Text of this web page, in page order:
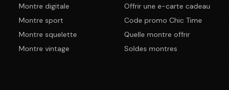
Montre digitale
Montre sport
Montre squelette
Montre vintage
Offrir une e-carte cadeau
Code promo Chic Time
Quelle montre offrir
Soldes montres